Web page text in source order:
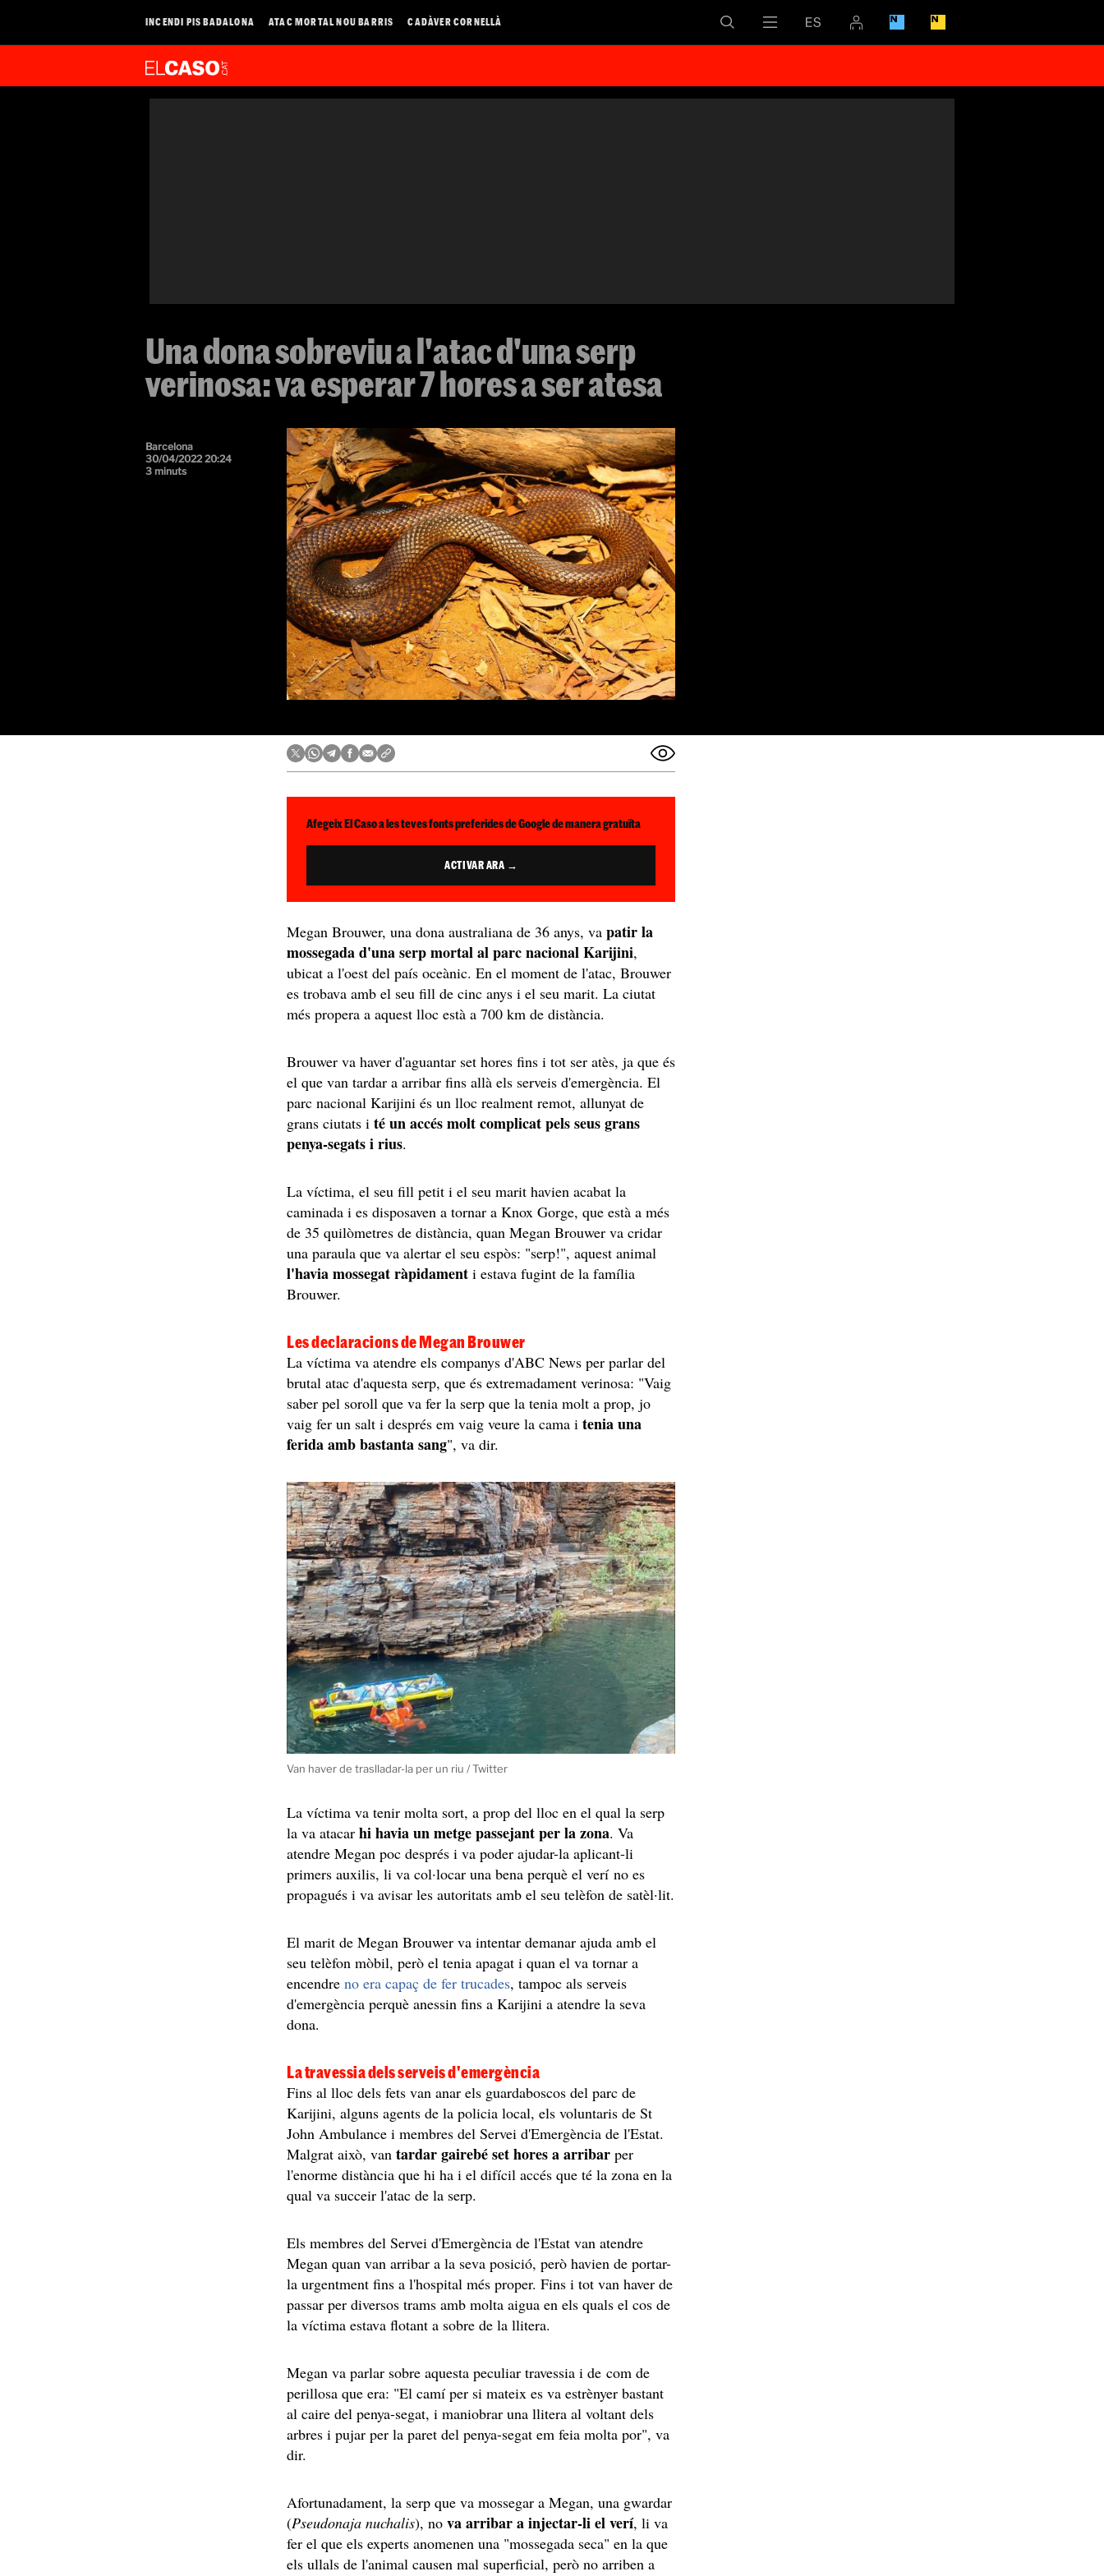
INCENDI PIS BADALONA ATAC MORTAL NOU BARRIS CADÀVER CORNELLÀ
Una dona sobreviu a l'atac d'una serp
verinosa: va esperar 7 hores a ser atesa
Barcelona
30/04/2022 20:24
3 minuts
Afegeix El Caso a les teves fonts preferides de Google de manera gratuïta
ACTIVAR ARA →
Megan Brouwer, una dona australiana de 36 anys, vapatir la
mossegada d'una serp mortal al parc nacional Karijini,
ubicat a l'oest del país oceànic. En el moment de l'atac, Brouwer
es trobava amb el seu fill de cinc anys i el seu marit. La ciutat
més propera a aquest lloc està a 700 km de distància.
Brouwer va haver d'aguantar set hores fins i tot ser atès, ja que és
el que van tardar a arribar fins allà els serveis d'emergència. El
parc nacional Karijini és un lloc realment remot, allunyat de
grans ciutats ité un accés molt complicat pels seus grans
penya-segats i rius.
La víctima, el seu fill petit i el seu marit havien acabat la
caminada i es disposaven a tornar a Knox Gorge, que està a més
de 35 quilòmetres de distància, quan Megan Brouwer va cridar
una paraula que va alertar el seu espòs: "serp!", aquest animal
l'havia mossegat ràpidament i estava fugint de la família
Brouwer.
Les declaracions de Megan Brouwer
La víctima va atendre els companys d'ABC News per parlar del
brutal atac d'aquesta serp, que és extremadament verinosa: "Vaig
saber pel soroll que va fer la serp que la tenia molt a prop, jo
vaig fer un salt i després em vaig veure la cama itenia una
ferida amb bastanta sang", va dir.
Van haver de traslladar-la per un riu / Twitter
La víctima va tenir molta sort, a prop del lloc en el qual la serp
la va atacarhi havia un metge passejant per la zona. Va
atendre Megan poc després i va poder ajudar-la aplicant-li
primers auxilis, li va col·locar una bena perquè el verí no es
propagués i va avisar les autoritats amb el seu telèfon de satèl·lit.
El marit de Megan Brouwer va intentar demanar ajuda amb el
seu telèfon mòbil, però el tenia apagat i quan el va tornar a
encendreno era capaç de fer trucades, tampoc als serveis
d'emergència perquè anessin fins a Karijini a atendre la seva
dona.
La travessia dels serveis d'emergència
Fins al lloc dels fets van anar els guardaboscos del parc de
Karijini, alguns agents de la policia local, els voluntaris de St
John Ambulance i membres del Servei d'Emergència de l'Estat.
Malgrat això, vantardar gairebé set hores a arribar per
l'enorme distància que hi ha i el difícil accés que té la zona en la
qual va succeir l'atac de la serp.
Els membres del Servei d'Emergència de l'Estat van atendre
Megan quan van arribar a la seva posició, però havien de portar-
la urgentment fins a l'hospital més proper. Fins i tot van haver de
passar per diversos trams amb molta aigua en els quals el cos de
la víctima estava flotant a sobre de la llitera.
Megan va parlar sobre aquesta peculiar travessia i de com de
perillosa que era: "El camí per si mateix es va estrènyer bastant
al caire del penya-segat, i maniobrar una llitera al voltant dels
arbres i pujar per la paret del penya-segat em feia molta por", va
dir.
Afortunadament, la serp que va mossegar a Megan, una gwardar
(Pseudonaja nuchalis), nova arribar a injectar-li el verí, li va
fer el que els experts anomenen una "mossegada seca" en la que
els ullals de l'animal causen mal superficial, però no arriben a